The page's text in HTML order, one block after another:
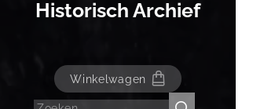
Historisch Archief
Winkelwagen